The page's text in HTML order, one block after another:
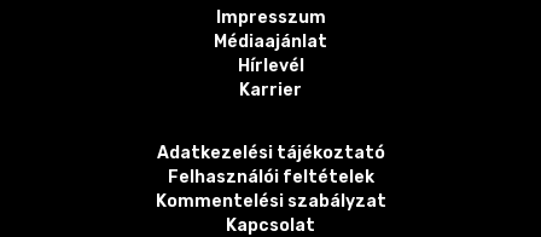
Impresszum
Médiaajánlat
Hírlevél
Karrier
Adatkezelési tájékoztató
Felhasználói feltételek
Kommentelési szabályzat
Kapcsolat